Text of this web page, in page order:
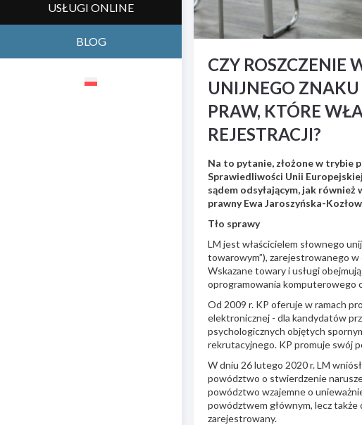
USŁUGI ONLINE
BLOG
CZY ROSZCZENIE
UNIJNEGO
PRAW, KTÓRE
REJESTRACJI?
Na to pytanie, złożone w trybie
Sprawiedliwości Unii
sądem odsyłającym, jak
prawny Ewa Jaroszyńska-
Tło sprawy
LM jest właścicielem słownego
towarowym”), zarejestrowanego w
Wskazane towary i usługi
oprogramowania komputerowego
Od 2009 r. KP oferuje w ramach
elektronicznej - dla kandydatów
psychologicznych objętych
rekrutacyjnego. KP promuje swój
W dniu 26 lutego 2020 r. LM
powództwo o stwierdzenie
powództwo wzajemne o
powództwem głównym, lecz także
zarejestrowany.